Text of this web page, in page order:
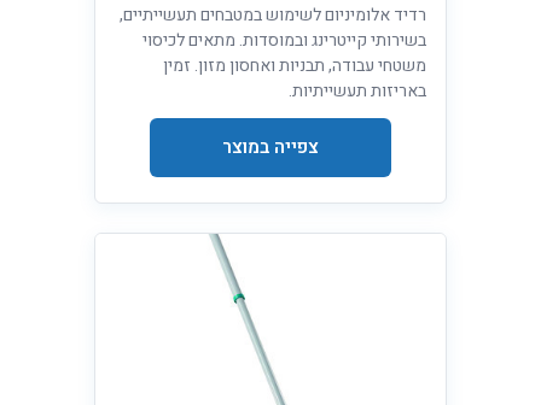
רדיד אלומיניום לשימוש במטבחים תעשייתיים,
בשירותי קייטרינג ובמוסדות. מתאים לכיסוי
משטחי עבודה, תבניות ואחסון מזון. זמין
באריזות תעשייתיות.
צפייה במוצר